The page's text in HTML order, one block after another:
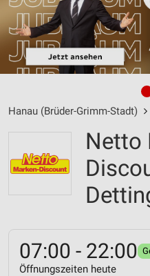
Hanau (Brüder-Grimm-Stadt)
Netto
07:00 - 22:00
Öffnungszeiten heute